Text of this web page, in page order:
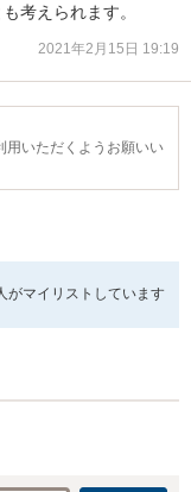
考えられます。
2021年2月15日 19:19
用いただくようお願いい
がマイリストしています